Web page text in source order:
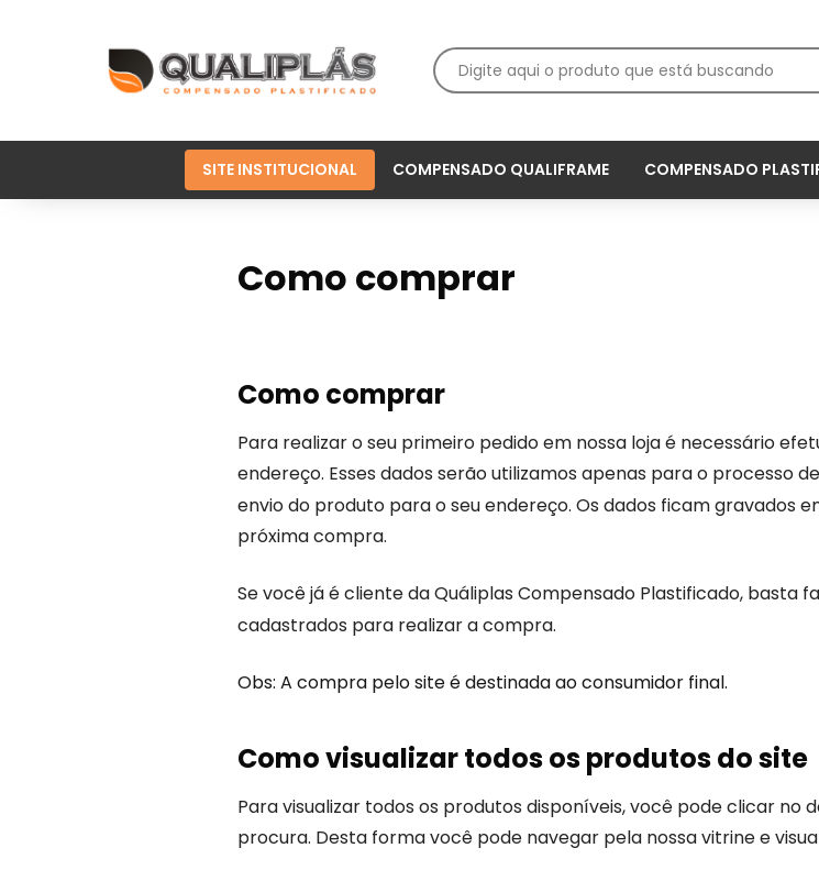
SITE INSTITUCIONAL COMPENSADO QUALIFRAME COMPENSADO
Como comprar
Como comprar
Para realizar o seu primeiro pedido em nossa loja é necessário
endereço. Esses dados serão utilizamos apenas para o processo
envio do produto para o seu endereço. Os dados ficam gravados
próxima compra.
Se você já é cliente da Quáliplas Compensado Plastificado, basta
cadastrados para realizar a compra.
Obs: A compra pelo site é destinada ao consumidor final.
Como visualizar todos os produtos do site
Para visualizar todos os produtos disponíveis, você pode clicar
procura. Desta forma você pode navegar pela nossa vitrine e